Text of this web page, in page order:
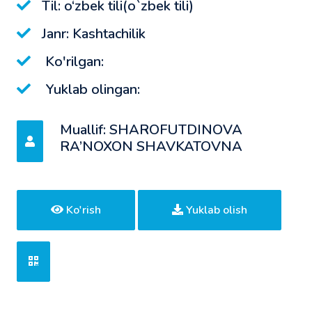
Til: o‘zbek tili(o`zbek tili)
Janr: Kashtachilik
Ko'rilgan:
Yuklab olingan:
Muallif: SHAROFUTDINOVA
RA’NOXON SHAVKATOVNA
Ko'rish Yuklab olish